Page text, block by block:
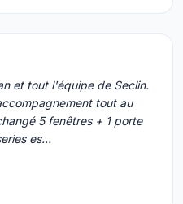
et tout l'équipe de Seclin.
tout au
5 fenêtres + 1 porte
es…